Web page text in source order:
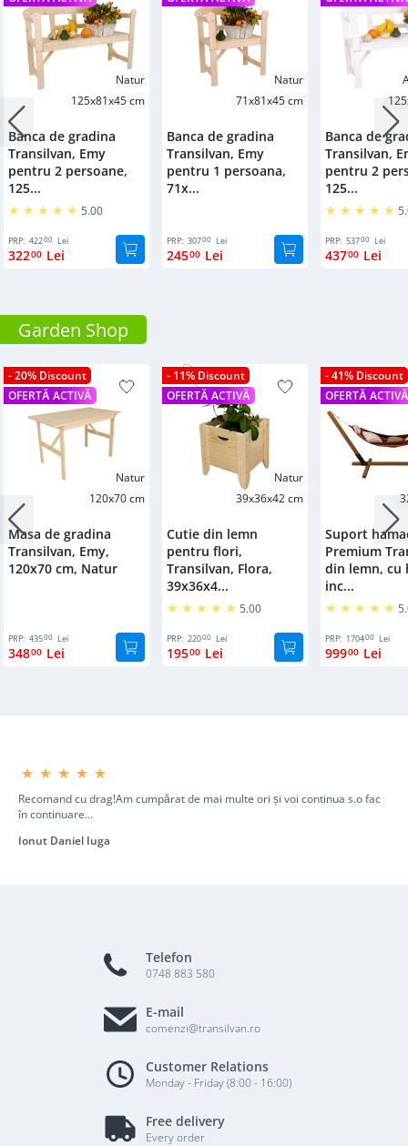
Natur
125x81x45 cm
Banca de gradina
Transilvan, Emy
pentru 2 persoane,
125...
5.00
PRP: 42200 Lei
32200 Lei
Natur
71x81x45 cm
Banca de gradina
Transilvan, Emy
pentru 1 persoana,
71x...
PRP: 30700 Lei
24500 Lei
Banca de
Transilvan,
pentru 2
125...
PRP: 53700 Lei
43700 Lei
Garden Shop
- 20% Discount
OFERTĂ ACTIVĂ
Natur
120x70 cm
Masa de gradina
Transilvan, Emy,
120x70 cm, Natur
PRP: 43500 Lei
34800 Lei
- 11% Discount
OFERTĂ ACTIVĂ
Natur
39x36x42 cm
Cutie din lemn
pentru flori,
Transilvan, Flora,
39x36x4...
5.00
PRP: 22000 Lei
19500 Lei
- 41% Discount
OFERTĂ ACTIVĂ
Suport
Premium
din lemn, cu
inc...
PRP: 170400 Lei
99900 Lei
⋆⋆⋆⋆⋆
Recomand cu drag!Am cumpărat de mai multe ori și voi continua s.o fac
în continuare...
Ionut Daniel Iuga
Telefon
0748 883 580
E-mail
comenzi@transilvan.ro
Customer Relations
Monday - Friday (8:00 - 16:00)
Free delivery
Every order